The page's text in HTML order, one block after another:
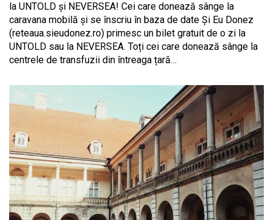
la UNTOLD și NEVERSEA! Cei care donează sânge la
caravana mobilă și se înscriu în baza de date Și Eu Donez
(reteaua.sieudonez.ro) primesc un bilet gratuit de o zi la
UNTOLD sau la NEVERSEA. Toți cei care donează sânge la
centrele de transfuzii din întreaga țară…